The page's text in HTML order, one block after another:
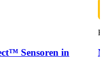
Sensoren in